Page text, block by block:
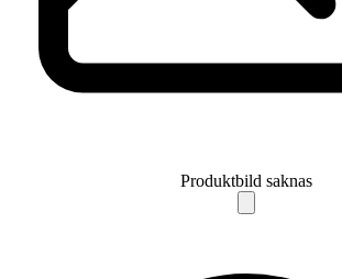
Produktbild saknas